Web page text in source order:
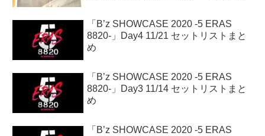
「B’z SHOWCASE 2020 -5 ERAS
8820-」Day4 11/21 セットリストまと
め
「B’z SHOWCASE 2020 -5 ERAS
8820-」Day3 11/14 セットリストまと
め
「B’z SHOWCASE 2020 -5 ERAS